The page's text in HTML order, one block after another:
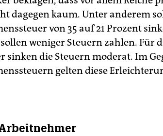
dagegen kaum. Unter anderem
von 35 auf 21 Prozent
weniger Steuern zahlen. Für
sinken die Steuern moderat. Im
gelten diese